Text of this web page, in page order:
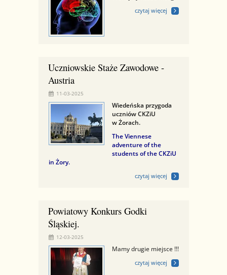
czytaj więcej
Uczniowskie Staże Zawodowe -
Austria
11-03-2025
Wiedeńska przygoda
uczniów CKZiU
w Żorach.
The Viennese
adventure of the
students of the CKZiU
in Żory.
czytaj więcej
Powiatowy Konkurs Godki
Śląskiej.
12-03-2025
Mamy drugie miejsce !!!
czytaj więcej